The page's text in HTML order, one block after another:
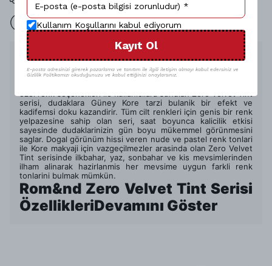
15 gün içinde iade
Ürün Açıklaması
Rom&nd Zero Velvet Tint likit ruj ile hafif ve uzun süre kalici
serisi, dudaklara Güney Kore tarzi bulanik bir efekt ve
kadifemsi doku kazandirir. Tüm cilt renkleri için genis bir renk
yelpazesine sahip olan seri, saat boyunca kalicilik etkisi
sayesinde dudaklarinizin gün boyu mükemmel görünmesini
saglar. Dogal görünüm hissi veren nude ve pastel renk tonlari
ile Kore makyaji için vazgeçilmezler arasinda olan Zero Velvet
Tint serisinde ilkbahar, yaz, sonbahar ve kis mevsimlerinden
ilham alinarak hazirlanmis her mevsime uygun farkli renk
tonlarini bulmak mümkün.
Rom&nd Zero Velvet Tint Serisi
ÖzellikleriDevamını Göster
Kullanım Koşullarını kabul ediyorum
Kayıt Ol
E-posta adresinizi girerek pazarlama ve tanıtım ile ilgili iletişim almayı kabul edersiniz ve
Gizlilik Politikamızı okuduğunuzu ve kabul ettiğinizi onaylarsınız.